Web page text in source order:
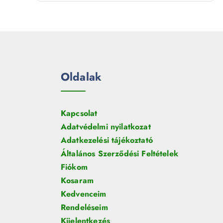
r
Oldalak
Kapcsolat
Adatvédelmi nyilatkozat
Adatkezelési tájékoztató
Általános Szerződési Feltételek
Fiókom
Kosaram
Kedvenceim
Rendeléseim
Kijelentkezés